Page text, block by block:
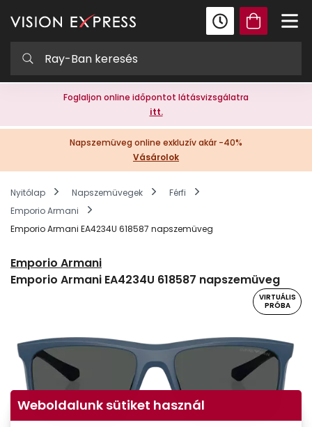
Foglaljon online időpontot látásvizsgálatra
itt.
Napszemüveg online exkluzív akár -40%
Vásárolok
Nyitólap Napszemüvegek
Férfi
Emporio Armani
Emporio Armani EA4234U 618587 napszemüveg
Emporio Armani
Emporio Armani EA4234U 618587 napszemüveg
VIRTUÁLIS
PRÓBA
Weboldalunk sütiket használ